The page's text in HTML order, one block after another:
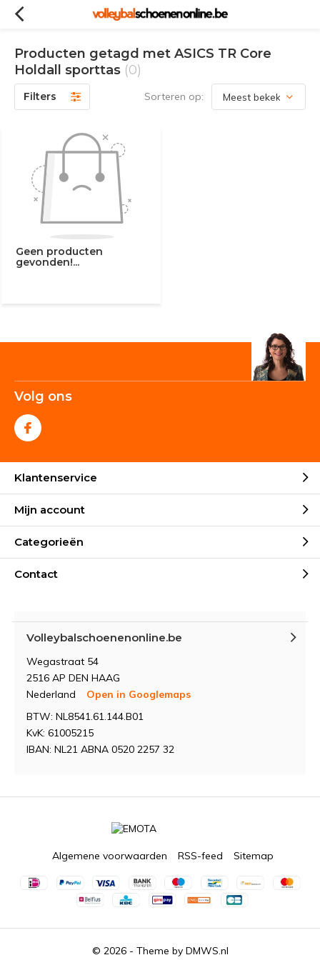
Producten getagd met ASICS TR Core
Holdall sporttas (0)
Filters Sorteren op:
Geen producten
gevonden!...
Volg ons
Klantenservice
Mijn account
Categorieën
Contact
Volleybalschoenenonline.be
Wegastraat 54
2516 AP DEN HAAG
Nederland
Open in Googlemaps
BTW: NL8541.61.144.B01
KvK: 61005215
IBAN: NL21 ABNA 0520 2257 32
© 2026 - Theme by DMWS.nl
Algemene voorwaarden RSS-feed Sitemap